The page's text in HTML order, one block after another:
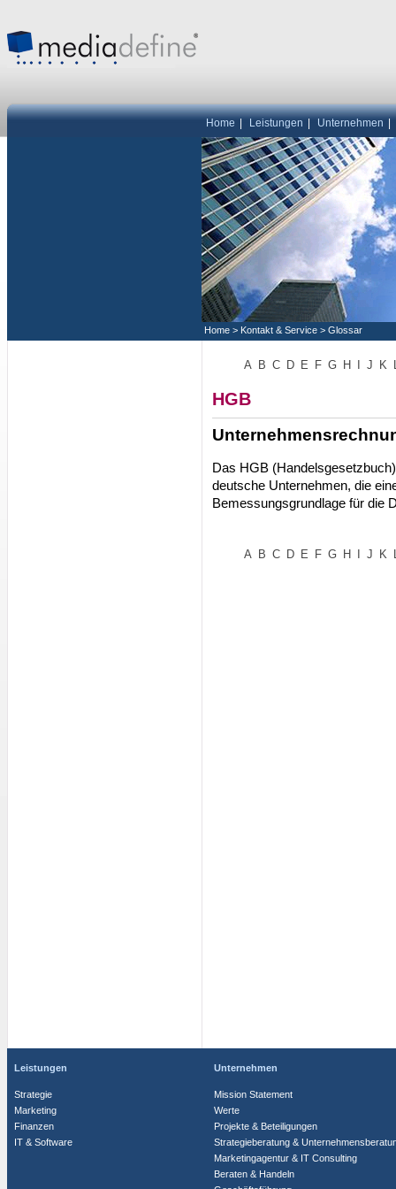
Home Leistungen Unternehmen
Home > Kontakt & Service > Glossar
A B C D E F G H J K
HGB
Das HGB
deutsche Unternehmen, die
Bemessungsgrundlage für die
A B C D E F G H J K
Leistungen
Strategie
Marketing
Finanzen
IT & Software
Unternehmen
Mission Statement
Werte
Projekte & Beteiligungen
Strategieberatung &
Marketingagentur & IT Consulting
Beraten & Handeln